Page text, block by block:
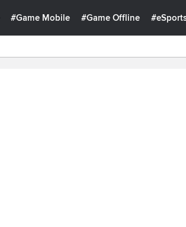
#Game Mobile #Game Offline